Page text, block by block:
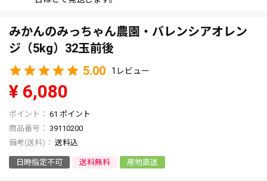
みかんのみっちゃん農園・バレンシアオレン
ジ（5kg）32玉前後
5.00
1
¥ 6,080
61 ポイント
商品番号
39110200
送料込
日時指定不可 送料無料 産地直送